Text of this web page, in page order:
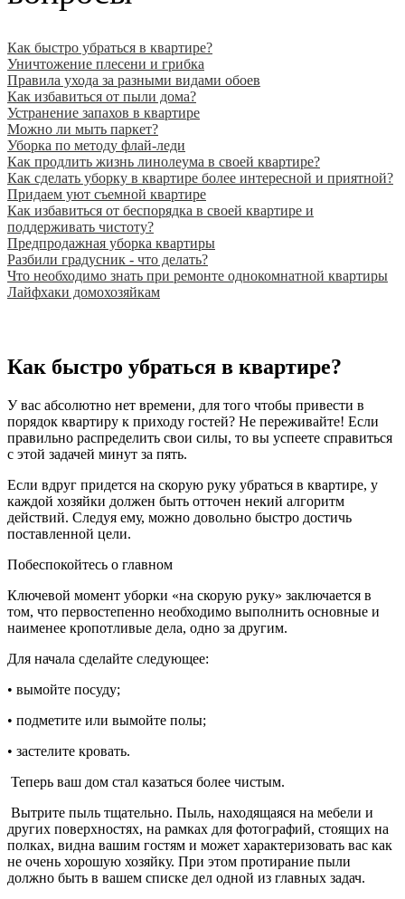
Как быстро убраться в квартире?
Уничтожение плесени и грибка
Правила ухода за разными видами обоев
Как избавиться от пыли дома?
Устранение запахов в квартире
Можно ли мыть паркет?
Уборка по методу флай-леди
Как продлить жизнь линолеума в своей квартире?
Как сделать уборку в квартире более интересной и приятной?
Придаем уют съемной квартире
Как избавиться от беспорядка в своей квартире и
поддерживать чистоту?
Предпродажная уборка квартиры
Разбили градусник - что делать?
Что необходимо знать при ремонте однокомнатной квартиры
Лайфхаки домохозяйкам
Как быстро убраться в квартире?
У вас абсолютно нет времени, для того чтобы привести в
порядок квартиру к приходу гостей? Не переживайте! Если
правильно распределить свои силы, то вы успеете справиться
с этой задачей минут за пять.
Если вдруг придется на скорую руку убраться в квартире, у
каждой хозяйки должен быть отточен некий алгоритм
действий. Следуя ему, можно довольно быстро достичь
поставленной цели.
Побеспокойтесь о главном
Ключевой момент уборки «на скорую руку» заключается в
том, что первостепенно необходимо выполнить основные и
наименее кропотливые дела, одно за другим.
Для начала сделайте следующее:
• вымойте посуду;
• подметите или вымойте полы;
• застелите кровать.
Теперь ваш дом стал казаться более чистым.
Вытрите пыль тщательно. Пыль, находящаяся на мебели и
других поверхностях, на рамках для фотографий, стоящих на
полках, видна вашим гостям и может характеризовать вас как
не очень хорошую хозяйку. При этом протирание пыли
должно быть в вашем списке дел одной из главных задач.